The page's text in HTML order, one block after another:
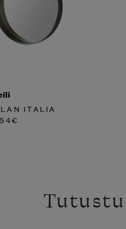
ITALIA
€